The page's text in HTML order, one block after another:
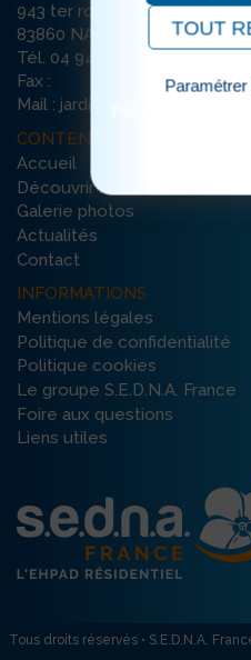
943 ter route de Brignoles
83860 NANS-LES-PINS
Tél. 04 94 37 20 20
Fax :
Mail : jardins-nans@ehpad-
CONTENU DU SITE
Accueil
Découvrir la résidence
Galerie photos
Actualités
Contact
INFORMATIONS
Mentions légales
Politique de confidentialité
Politique cookies
Le groupe S.E.D.N.A. France
Foire aux questions
Liens utiles
Tous droits réservés • S.E.D.N.A.
TOUT